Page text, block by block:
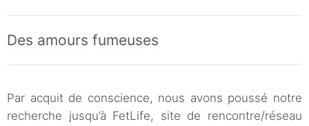
Des amours fumeuses
Par acquit de conscience, nous avons poussé notre
recherche jusqu’à FetLife, site de rencontre/réseau